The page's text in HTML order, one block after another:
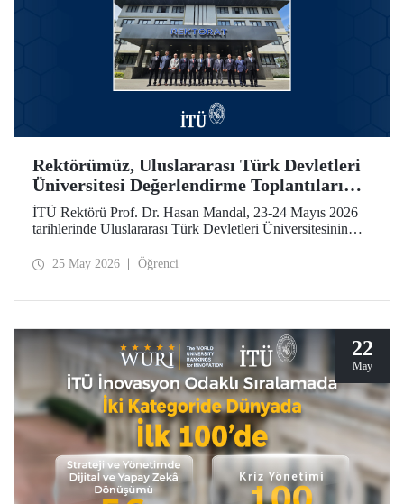
Rektörümüz, Uluslararası Türk Devletleri
Üniversitesi Değerlendirme Toplantıları
İçin Özbekistan’daydı
İTÜ Rektörü Prof. Dr. Hasan Mandal, 23-24 Mayıs 2026
tarihlerinde Uluslararası Türk Devletleri Üniversitesinin
25 May 2026 Öğrenci
22
May